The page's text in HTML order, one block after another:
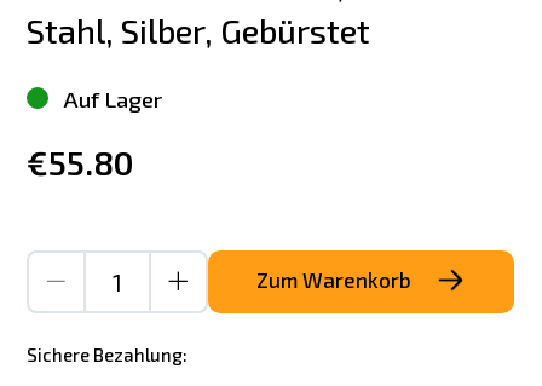
Stahl, Silber, Gebürstet
Auf Lager
€55.80
Zum Warenkorb
Sichere Bezahlung: